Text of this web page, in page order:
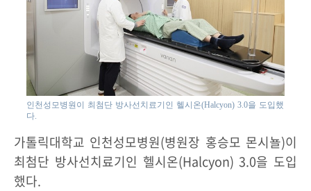
인천성모병원이 최첨단 방사선치료기인 헬시온(Halcyon) 3.0을 도입했
다.
가톨릭대학교 인천성모병원(병원장 홍승모 몬시뇰)이
최첨단 방사선치료기인 헬시온(Halcyon) 3.0을 도입
했다.